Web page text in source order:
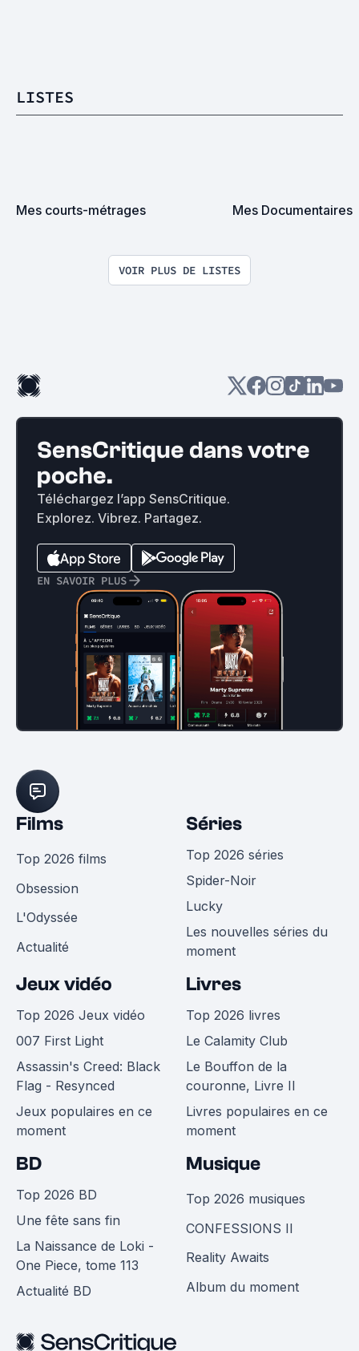
LISTES
Mes courts-métrages Mes Documentaires
VOIR PLUS DE LISTES
SensCritique dans votre
poche.
Téléchargez l’app SensCritique.
Explorez. Vibrez. Partagez.
EN SAVOIR PLUS
Films
Top 2026 films
Obsession
L'Odyssée
Actualité
Séries
Top 2026 séries
Spider-Noir
Lucky
Les nouvelles séries du
moment
Jeux vidéo
Top 2026 Jeux vidéo
007 First Light
Assassin's Creed: Black
Flag - Resynced
Jeux populaires en ce
moment
Livres
Top 2026 livres
Le Calamity Club
Le Bouffon de la
couronne, Livre II
Livres populaires en ce
moment
BD
Top 2026 BD
Une fête sans fin
La Naissance de Loki -
One Piece, tome 113
Actualité BD
Musique
Top 2026 musiques
CONFESSIONS II
Reality Awaits
Album du moment